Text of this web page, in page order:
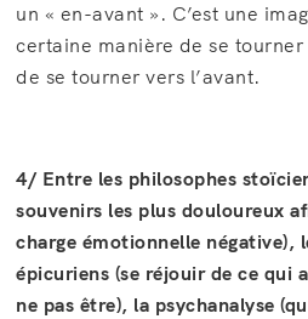
un « en-avant ». C’est une
certaine manière de se
de se tourner vers l’avant.
4/ Entre les philosophes
souvenirs les plus douloureux
charge émotionnelle négative),
épicuriens (se réjouir de ce qui
ne pas être), la psychanalyse